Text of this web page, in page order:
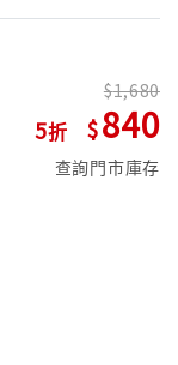
5
1,680
840
查詢門市庫存